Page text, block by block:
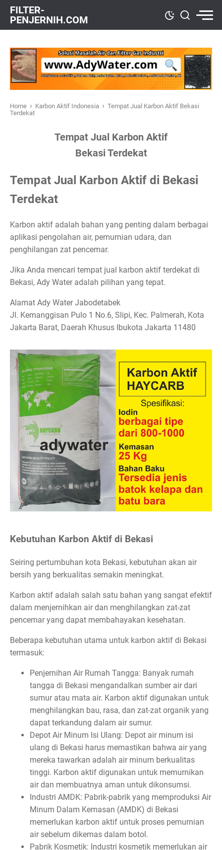
FILTER-
PENJERNIH.COM
Home › Karbon Aktif Indonesia › Tempat Jual Karbon Aktif Bekasi
Terdekat
Tempat Jual Karbon Aktif
Bekasi Terdekat
Tempat Jual Karbon Aktif di Bekasi
Terdekat
Karbon aktif adalah bahan yang penting dalam berbagai
aplikasi pengolahan air, pemurnian udara, dan
penghilangan zat pencemar.
Jika Anda mencari tempat jual karbon aktif terdekat di
Bekasi, Ady Water adalah pilihan yang tepat.
Alamat Ady Water Jabodetabek
Jl. Kemanggisan Pulo 1 No.6, Slipi, Kec. Palmerah, Kota
Jakarta Barat, Daerah Khusus Ibukota Jakarta 11480
Kebutuhan Karbon Aktif di Bekasi
Seiring pertumbuhan kota Bekasi, kebutuhan akan air
bersih yang berkualitas semakin meningkat.
Karbon aktif adalah salah satu bahan yang sangat efektif
dalam menjernihkan air dan menghilangkan zat-zat
pencemar yang dapat membahayakan kesehatan.
Beberapa kebutuhan utama untuk karbon aktif di Bekasi
termasuk:
Penjernihan Air Rumah Tangga: Banyak rumah
tangga di Bekasi mengandalkan sumber air dari
sumur atau mata air. Karbon aktif digunakan untuk
menghilangkan bau, rasa, dan zat-zat organik yang
dapat terkandung dalam air sumur.
Depot Air Minum Isi Ulang: Depot air minum isi
ulang di Bekasi harus memastikan bahwa air yang
mereka tawarkan adalah air minum berkualitas
tinggi. Karbon aktif digunakan untuk memurnikan
air dan membuatnya aman untuk dikonsumsi.
Industri AMDK: Pabrik-pabrik yang memproduksi Air
Minum Dalam Kemasan (AMDK) di Bekasi
memerlukan karbon aktif untuk proses pemurnian
air sebelum dikemas dalam botol.
Pabrik Kosmetik: Industri kosmetik memerlukan air